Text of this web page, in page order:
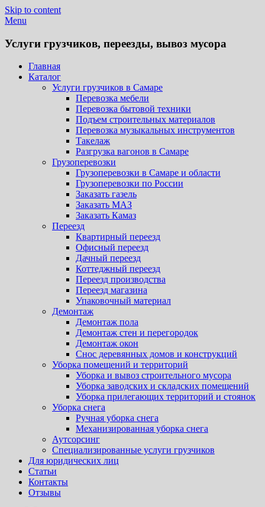
Skip to content
Menu
Услуги грузчиков, переезды, вывоз мусора
Главная
Каталог
Услуги грузчиков в Самаре
Перевозка мебели
Перевозка бытовой техники
Подъем строительных материалов
Перевозка музыкальных инструментов
Такелаж
Разгрузка вагонов в Самаре
Грузоперевозки
Грузоперевозки в Самаре и области
Грузоперевозки по России
Заказать газель
Заказать МАЗ
Заказать Камаз
Переезд
Квартирный переезд
Офисный переезд
Дачный переезд
Коттеджный переезд
Переезд производства
Переезд магазина
Упаковочный материал
Демонтаж
Демонтаж пола
Демонтаж стен и перегородок
Демонтаж окон
Снос деревянных домов и конструкций
Уборка помещений и территорий
Уборка и вывоз строительного мусора
Уборка заводских и складских помещений
Уборка прилегающих территорий и стоянок
Уборка снега
Ручная уборка снега
Механизированная уборка снега
Аутсорсинг
Специализированные услуги грузчиков
Для юридических лиц
Статьи
Контакты
Отзывы